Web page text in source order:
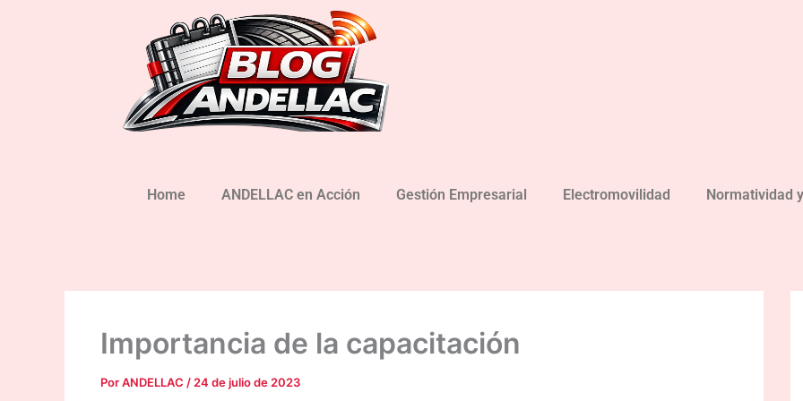
Home ANDELLAC en Acción Gestión Empresarial Electromovilidad Normatividad
Importancia de la capacitación
PorANDELLAC / 24 de julio de 2023